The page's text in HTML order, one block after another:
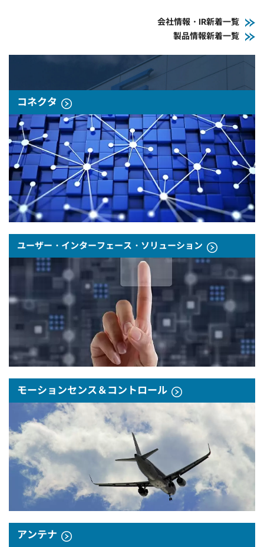
会社情報・IR新着一覧
製品情報新着一覧
コネクタ
ユーザー・インターフェース・ソリューション
モーションセンス＆コントロール
アンテナ